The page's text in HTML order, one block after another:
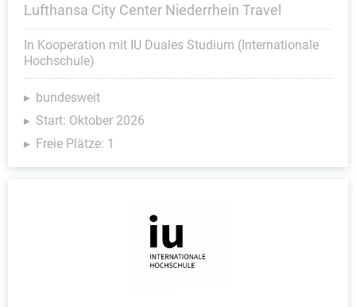
Lufthansa City Center Niederrhein Travel
In Kooperation mit IU Duales Studium (Internationale
Hochschule)
bundesweit
Start: Oktober 2026
Freie Plätze: 1